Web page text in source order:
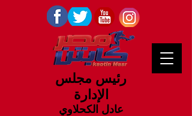
رئيس مجلس
الإدارة
عادل الكحلاوي